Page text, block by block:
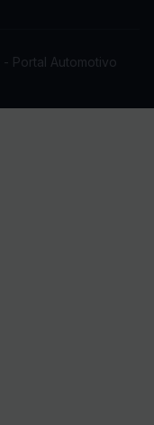
- Portal Automotivo